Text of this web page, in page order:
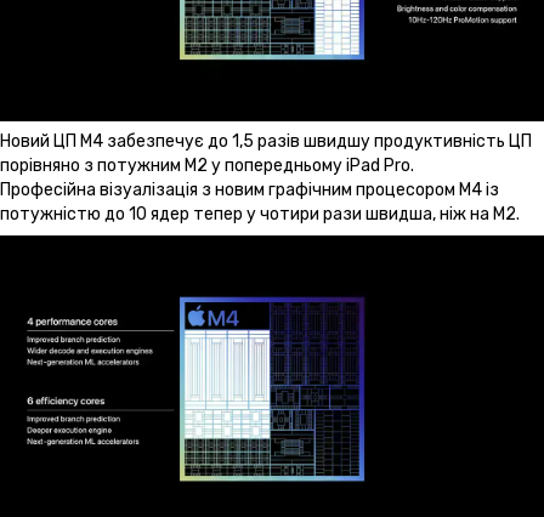
Новий ЦП M4 забезпечує до 1,5 разів швидшу продуктивність ЦП
порівняно з потужним М2 у попередньому iPad Pro.
Професійна візуалізація з новим графічним процесором M4 із
потужністю до 10 ядер тепер у чотири рази швидша, ніж на M2.